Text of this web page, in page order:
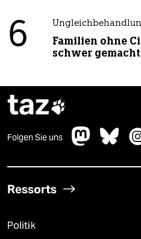
6
Familien ohne
schwer gemacht
taz
Folgen Sie uns
Ressorts
Politik